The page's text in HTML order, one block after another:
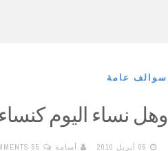
سوالف عامة
وهل نساء اليوم
05 أبريل 2010 أسامة 55 COMMENTS